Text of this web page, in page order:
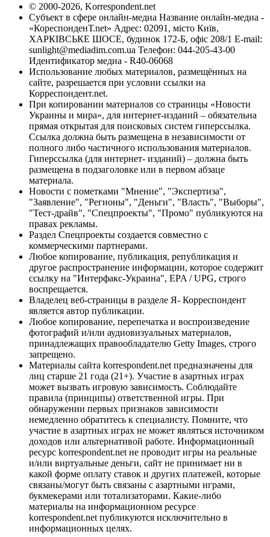
© 2000-2026, Korrespondent.net
Субъект в сфере онлайн-медиа Название онлайн-медиа -
«КореспонденТ.net» Адрес: 02091, місто Київ,
ХАРКІВСЬКЕ ШОСЕ, будинок 172-Б, офіс 208/1 E-mail:
sunlight@mediadim.com.ua Телефон: 044-205-43-00
Идентификатор медиа - R40-06068
Использование любых материалов, размещённых на
сайте, разрешается при условии ссылки на
Корреспондент.net.
При копировании материалов со страницы «Новости
Украины и мира», для интернет-изданий – обязательна
прямая открытая для поисковых систем гиперссылка.
Ссылка должна быть размещена в независимости от
полного либо частичного использования материалов.
Гиперссылка (для интернет- изданий) – должна быть
размещена в подзаголовке или в первом абзаце
материала.
Новости с пометками "Мнение", "Экспертиза",
"Заявление", "Регионы", "Деньги", "Власть", "Выборы",
"Тест-драйв", "Спецпроекты", "Промо" публикуются на
правах рекламы.
Раздел Спецпроекты создается совместно с
коммерческими партнерами.
Любое копирование, публикация, републикация и
другое распространение информации, которое содержит
ссылку на "Интерфакс-Украина", EPA / UPG, строго
воспрещается.
Владелец веб-страницы в разделе Я- Корреспондент
является автор публикации.
Любое копирование, перепечатка и воспроизведение
фотографий и/или аудиовизуальных материалов,
принадлежащих правообладателю Getty Images, строго
запрещено.
Материалы сайта korrespondent.net предназначены для
лиц старше 21 года (21+). Участие в азартных играх
может вызвать игровую зависимость. Соблюдайте
правила (принципы) ответственной игры. При
обнаружении первых признаков зависимости
немедленно обратитесь к специалисту. Помните, что
участие в азартных играх не может являться источником
доходов или альтернативой работе. Информационный
ресурс korrespondent.net не проводит игры на реальные
и/или виртуальные деньги, сайт не принимает ни в
какой форме оплату ставок и других платежей, которые
связаны/могут быть связаны с азартными играми,
букмекерами или тотализаторами. Какие-либо
материалы на информационном ресурсе
korrespondent.net публикуются исключительно в
информационных целях.